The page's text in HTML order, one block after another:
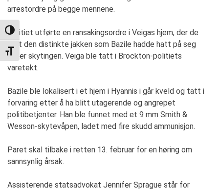
TOGGLE HIGH CONTRAST
TOGGLE FONT SIZE
arrestordre på begge mennene.
Politiet utførte en ransakingsordre i Veigas hjem, der de
fant den distinkte jakken som Bazile hadde hatt på seg
under skytingen. Veiga ble tatt i Brockton-politiets
varetekt.
Bazile ble lokalisert i et hjem i Hyannis i går kveld og tatt i
forvaring etter å ha blitt utagerende og angrepet
politibetjenter. Han ble funnet med et 9 mm Smith &
Wesson-skytevåpen, ladet med fire skudd ammunisjon.
Paret skal tilbake i retten 13. februar for en høring om
sannsynlig årsak.
Assisterende statsadvokat Jennifer Sprague står for